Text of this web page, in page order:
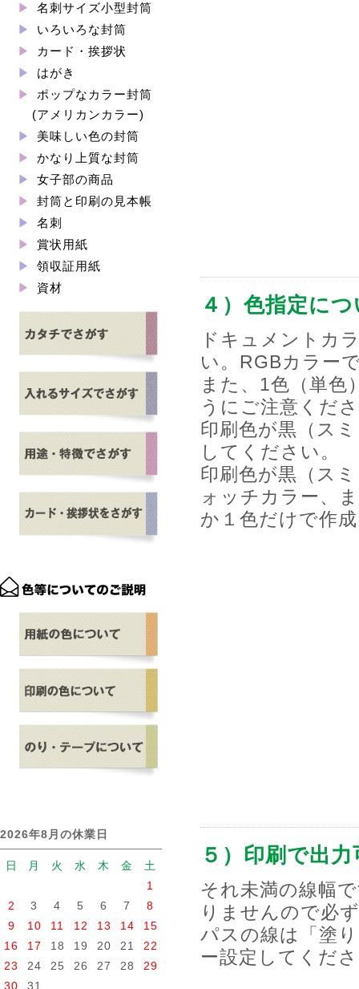
名刺サイズ小型封筒
いろいろな封筒
カード・挨拶状
はがき
ポップなカラー封筒
(アメリカンカラー)
美味しい色の封筒
かなり上質な封筒
女子部の商品
封筒と印刷の見本帳
名刺
賞状用紙
領収証用紙
資材
2026年8月の休業日
日 月 火 水 木 金
土
1
2
3 4 5 6 7
8
9
10 11 12 13 14
15
16
17 18 19 20 21
22
23
24 25 26 27 28
29
30
31
４）色指定に
ドキュメントカ
い。RGBカラー
また、1色（単色
うにご注意くだ
印刷色が黒（ス
してください。
印刷色が黒（ス
ォッチカラー、
か１色だけで作
５）印刷で出
それ未満の線幅
りませんので必
パスの線は「塗
ー設定してくだ